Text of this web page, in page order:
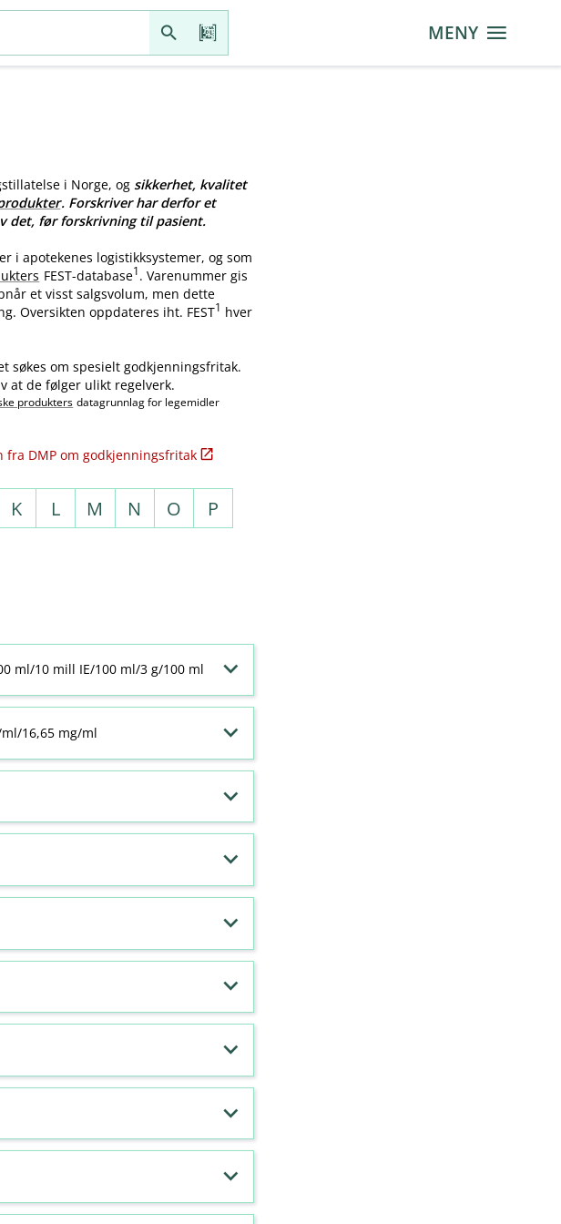
MENY
i Norge, og sikkerhet, kvalitet
. Forskriver har derfor et
det, før forskrivning til pasient.
i apotekenes logistikksystemer, og som
FEST-database1. Varenummer gis
et visst salgsvolum, men dette
Oversikten oppdateres iht. FEST1 hver
søkes om spesielt godkjenningsfritak.
at de følger ulikt regelverk.
produkters datagrunnlag for legemidler
fra DMP om godkjenningsfritak
K L M N O
P
ml/10 mill IE/100 ml/3 g/100 ml
16,65 mg/ml